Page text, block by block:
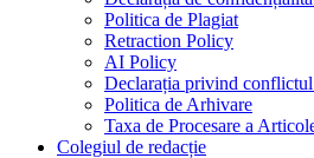
Politica de Plagiat
Retraction Policy
AI Policy
Declarația privind conflictul
Politica de Arhivare
Taxa de Procesare a
Colegiul de redacție